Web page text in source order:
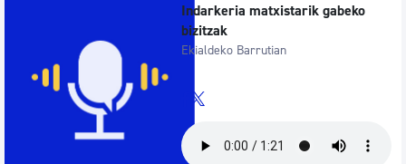
Indarkeria matxistarik gabeko
bizitzak
Ekialdeko Barrutian